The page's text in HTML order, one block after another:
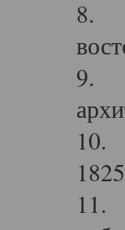
8.
9.
10.
11.